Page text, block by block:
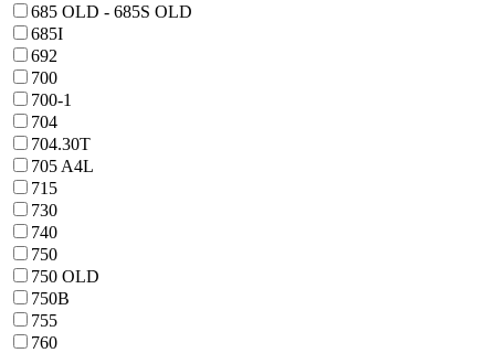
685 OLD - 685S OLD
685I
692
700
700-1
704
704.30T
705 A4L
715
730
740
750
750 OLD
750B
755
760